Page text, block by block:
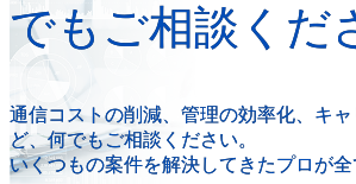
でもご相談くだ
通信コストの削減、管理の効率化、キ
ど、何でもご相談ください。
いくつもの案件を解決してきたプロが全